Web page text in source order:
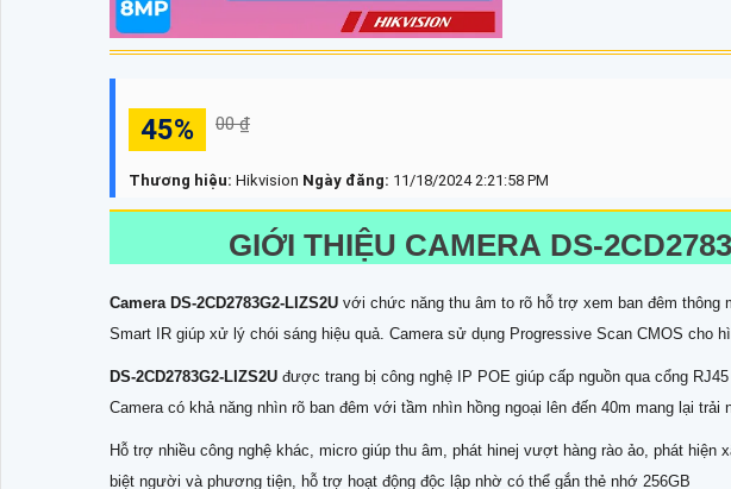
45% 00 ₫
Thương hiệu: Hikvision Ngày đăng: 11/18/2024 2:21:58 PM
GIỚI THIỆU CAMERA DS-
Camera DS-2CD2783G2-LIZS2U với chức năng thu âm to rõ hỗ trợ xem ban đêm thông
Smart IR giúp xử lý chói sáng hiệu quả. Camera sử dụng Progressive Scan CMOS cho
DS-2CD2783G2-LIZS2U được trang bị công nghệ IP POE giúp cấp nguồn qua cổng
Camera có khả năng nhìn rõ ban đêm với tầm nhìn hồng ngoại lên đến 40m mang lại trải
Hỗ trợ nhiều công nghệ khác, micro giúp thu âm, phát hinej vượt hàng rào ảo, phát hiện
biệt người và phương tiện, hỗ trợ hoạt động độc lập nhờ có thể gắn thẻ nhớ 256GB